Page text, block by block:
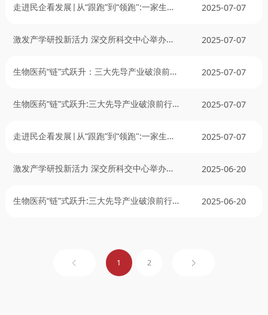
走进民企看发展|从“跟跑”到“领跑":一家生物
医药企业的向新求质之路
2025-07-07
激发产学研投新活力 深交所科交中心举办生
物医 药行业交流活动
2025-07-07
生物医药“链”式跃升：三大先导产业破浪前行
折射技术“快”实力 城市“聚”引力
2025-07-07
生物医药“链”式跃升:三大先导产业破浪前行
折射技术“快"实力 城市“聚”引力
2025-07-07
走进民企看发展|从“跟跑”到“领跑":一家生物
医药企业的向新求质之路
2025-07-07
激发产学研投新活力 深交所科交中心举办生
物医药行业交流活动
2025-06-20
生物医药“链”式跃升:三大先导产业破浪前行
折射技术“快"实力 城市“聚”引力
2025-06-20
1 2